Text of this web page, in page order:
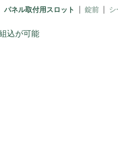
パネル取付用スロット 錠前 シ
込が可能